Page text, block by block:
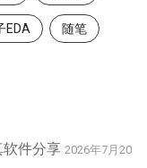
EDA 随笔
软件分享 2026年7月20